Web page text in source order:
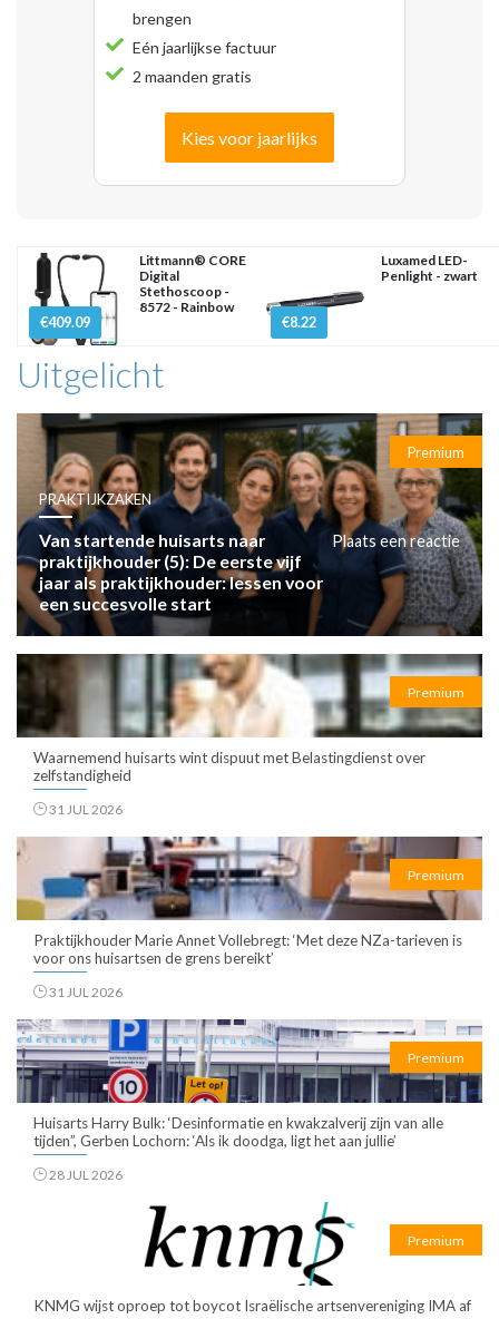
brengen
Eén jaarlijkse factuur
2 maanden gratis
Kies voor jaarlijks
€409.09
Littmann® CORE
Digital
Stethoscoop -
8572 - Rainbow
€8.22
Luxamed LED-
Penlight - zwart
Uitgelicht
Premium
PRAKTIJKZAKEN
Van startende huisarts naar
praktijkhouder (5): De eerste vijf
jaar als praktijkhouder: lessen voor
een succesvolle start
Plaats een reactie
Premium
Waarnemend huisarts wint dispuut met Belastingdienst over
zelfstandigheid
31 JUL 2026
Premium
Praktijkhouder Marie Annet Vollebregt: ‘Met deze NZa-tarieven is
voor ons huisartsen de grens bereikt’
31 JUL 2026
Premium
Huisarts Harry Bulk: ‘Desinformatie en kwakzalverij zijn van alle
tijden”, Gerben Lochorn: ‘Als ik doodga, ligt het aan jullie’
28 JUL 2026
Premium
KNMG wijst oproep tot boycot Israëlische artsenvereniging IMA af